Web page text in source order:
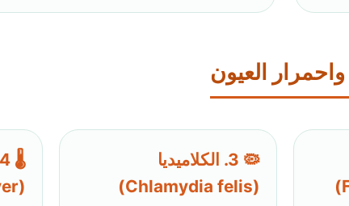
العيون
🦠 3. الكلاميديا
(Chlamydia felis)
(Fever)